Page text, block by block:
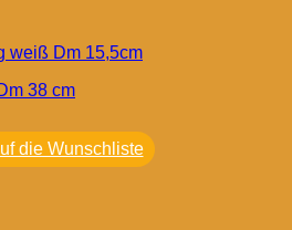
weiß Dm 15,5cm
die Wunschliste